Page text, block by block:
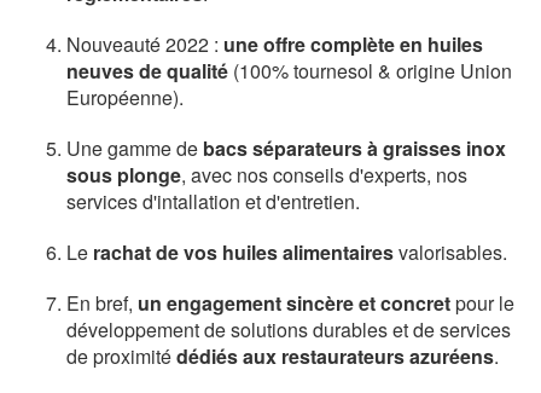
Nouveauté 2022 : une offre complète en huiles
neuves de qualité (100% tournesol & origine Union
Européenne).
Une gamme de bacs séparateurs à graisses inox
sous plonge, avec nos conseils d'experts, nos
services d'intallation et d'entretien.
Le rachat de vos huiles alimentairesvalorisables.
En bref, un engagement sincère et concretpour le
développement de solutions durables et de services
de proximitédédiés aux restaurateurs azuréens.